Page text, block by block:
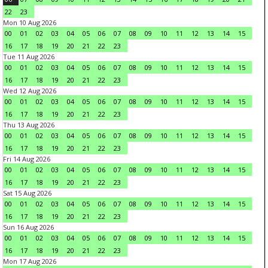
22
23
Mon 10 Aug 2026
00
01 02 03 04 05 06 07 08 09 10 11 12 13 14
15
16
17 18 19 20 21 22
23
Tue 11 Aug 2026
00
01 02 03 04 05 06 07 08 09 10 11 12 13 14
15
16
17 18 19 20 21 22
23
Wed 12 Aug 2026
00
01 02 03 04 05 06 07 08 09 10 11 12 13 14
15
16
17 18 19 20 21 22
23
Thu 13 Aug 2026
00
01 02 03 04 05 06 07 08 09 10 11 12 13 14
15
16
17 18 19 20 21 22
23
Fri 14 Aug 2026
00
01 02 03 04 05 06 07 08 09 10 11 12 13 14
15
16
17 18 19 20 21 22
23
Sat 15 Aug 2026
00
01 02 03 04 05 06 07 08 09 10 11 12 13 14
15
16
17 18 19 20 21 22
23
Sun 16 Aug 2026
00
01 02 03 04 05 06 07 08 09 10 11 12 13 14
15
16
17 18 19 20 21 22
23
Mon 17 Aug 2026